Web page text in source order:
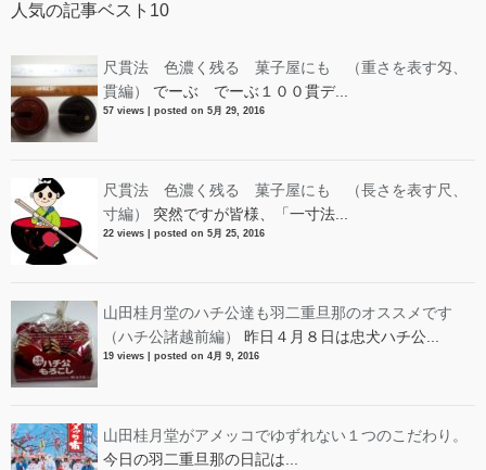
人気の記事ベスト10
尺貫法 色濃く残る 菓子屋にも （重さを表す匁、
貫編）
でーぶ でーぶ１００貫デ...
57 views posted on 5月 29, 2016
尺貫法 色濃く残る 菓子屋にも （長さを表す尺、
寸編）
突然ですが皆様、「一寸法...
22 views posted on 5月 25, 2016
山田桂月堂のハチ公達も羽二重旦那のオススメです
（ハチ公諸越前編）
昨日４月８日は忠犬ハチ公...
19 views posted on 4月 9, 2016
山田桂月堂がアメッコでゆずれない１つのこだわり。
今日の羽二重旦那の日記は...